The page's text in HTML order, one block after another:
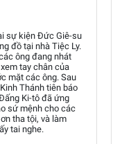
sự kiện Đức Giê-su
đồ tại nhà Tiệc Ly.
ông đang nhát
tay chân của
mặt các ông. Sau
Thánh tiên báo
Ki-tô đã ứng
sứ mệnh cho các
tha tội, và làm
tai nghe.